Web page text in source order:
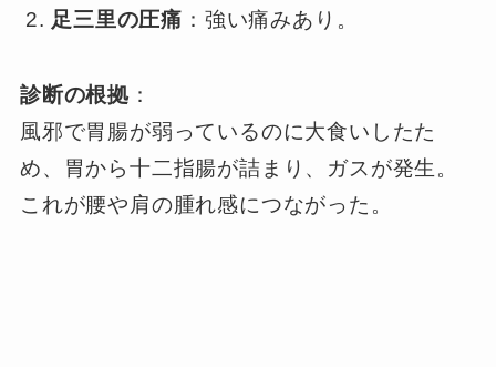
足三里の圧痛 ：強い痛みあり。
診断の根拠：
風邪で胃腸が弱っているのに大食いしたた
め、胃から十二指腸が詰まり、ガスが発生。
これが腰や肩の腫れ感につながった。